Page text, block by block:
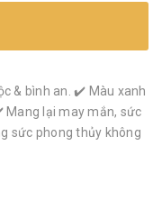
& bình an. ✔️ Màu xanh
Mang lại may mắn, sức
sức phong thủy không